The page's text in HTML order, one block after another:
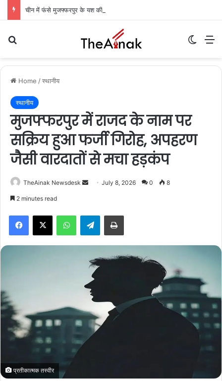
Home /स्थानीय
स्थानीय
मुजफ्फरपुर में राजद के नाम पर
सक्रिय हुआ फर्जी गिरोह, अपहरण
जैसी वारदातों से मचा हड़कंप
TheAinak Newsdesk
a
m
a
i
July 8, 2026 0 8
2 minutes read
Telegram
प्रतीकात्मक तस्वीर